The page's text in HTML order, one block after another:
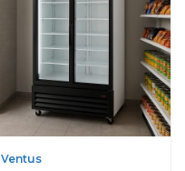
Ventus